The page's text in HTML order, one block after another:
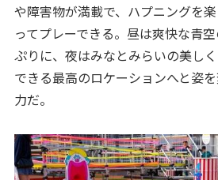
や障害物が満載で、ハプニングを
ってプレーできる。昼は爽快な青
ぷりに、夜はみなとみらいの美し
できる最高のロケーションへと姿
力だ。